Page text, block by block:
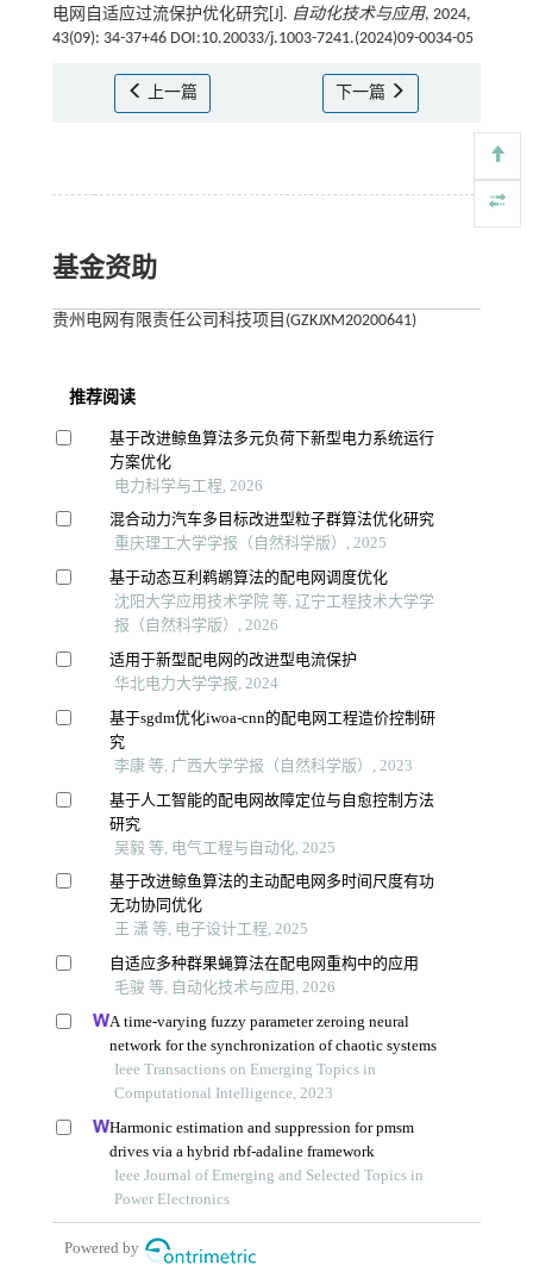
电网自适应过流保护优化研究[J]. 自动化技术与应用, 2024,
43(09): 34-37+46 DOI:10.20033/j.1003-7241.(2024)09-0034-05
上一篇 下一篇
基金资助
贵州电网有限责任公司科技项目(GZKJXM20200641)